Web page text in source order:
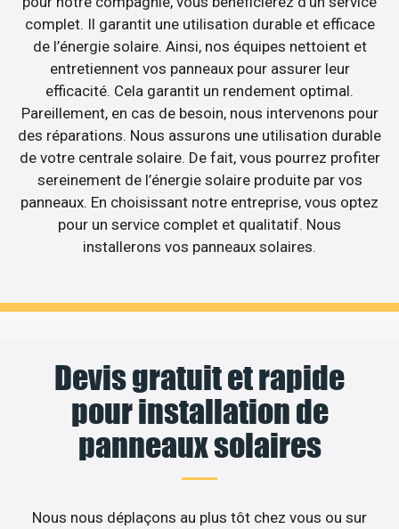
complet. Il garantit une utilisation durable et efficace
de l’énergie solaire. Ainsi, nos équipes nettoient et
entretiennent vos panneaux pour assurer leur
efficacité. Cela garantit un rendement optimal.
Pareillement, en cas de besoin, nous intervenons pour
des réparations. Nous assurons une utilisation durable
de votre centrale solaire. De fait, vous pourrez profiter
sereinement de l’énergie solaire produite par vos
panneaux. En choisissant notre entreprise, vous optez
pour un service complet et qualitatif. Nous
installerons vos panneaux solaires.
Devis gratuit et rapide
pour installation de
panneaux solaires
Nous nous déplaçons au plus tôt chez vous ou sur